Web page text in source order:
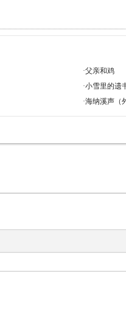
·父亲和鸡
·小雪里的遗
·海纳溪声（